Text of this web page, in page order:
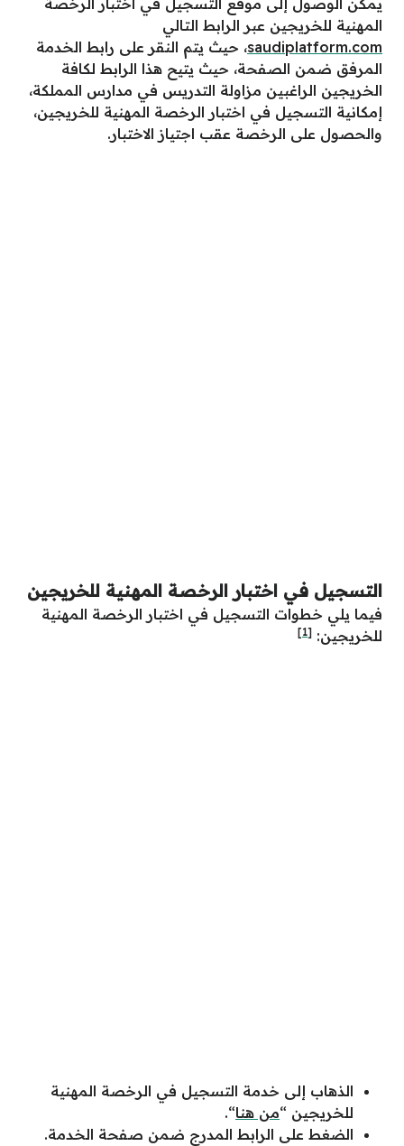
يمكن الوصول إلى موقع التسجيل في اختبار الرخصة
المهنية للخريجين عبر الرابط التالي
saudiplatform.com، حيث يتم النقر على رابط الخدمة
المرفق ضمن الصفحة، حيث يتيح هذا الرابط لكافة
الخريجين الراغبين مزاولة التدريس في مدارس المملكة،
إمكانية التسجيل في اختبار الرخصة المهنية للخريجين،
والحصول على الرخصة عقب اجتياز الاختبار.
التسجيل في اختبار الرخصة المهنية للخريجين
فيما يلي خطوات التسجيل في اختبار الرخصة المهنية
للخريجين: [1]
الذهاب إلى خدمة التسجيل في الرخصة المهنية
للخريجين “من هنا“.
الضغط على الرابط المدرج ضمن صفحة الخدمة.